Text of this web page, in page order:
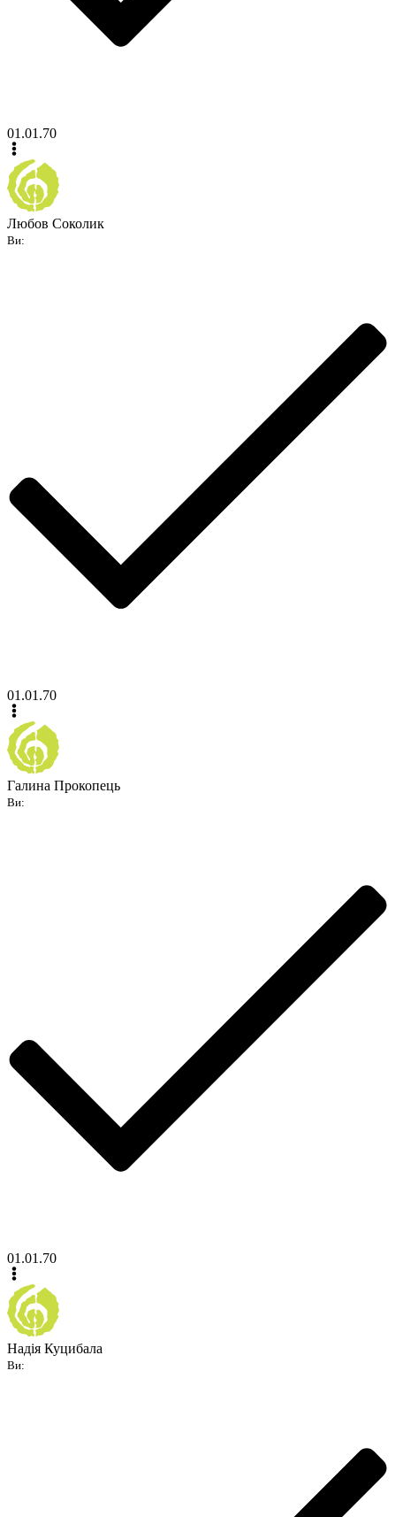
01.01.70
Любов Соколик
Ви:
01.01.70
Галина Прокопець
Ви:
01.01.70
Надія Куцибала
Ви: